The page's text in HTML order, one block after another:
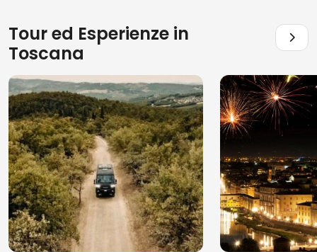
Tour ed Esperienze in
Toscana